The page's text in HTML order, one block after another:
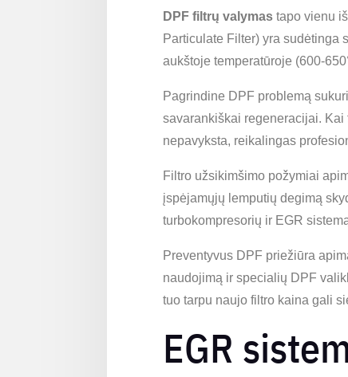
DPF filtrų valymas tapo vienu
Particulate Filter) yra sudėtinga
aukštoje temperatūroje (600-
Pagrindine DPF problemą
savarankiškai regeneracijai.
nepavyksta, reikalingas
Filtro užsikimšimo požymiai
įspėjamųjų lemputių degimą
turbokompresorių ir EGR
Preventyvus DPF priežiūra
naudojimą ir specialių DPF
tuo tarpu naujo filtro kaina gali
EGR